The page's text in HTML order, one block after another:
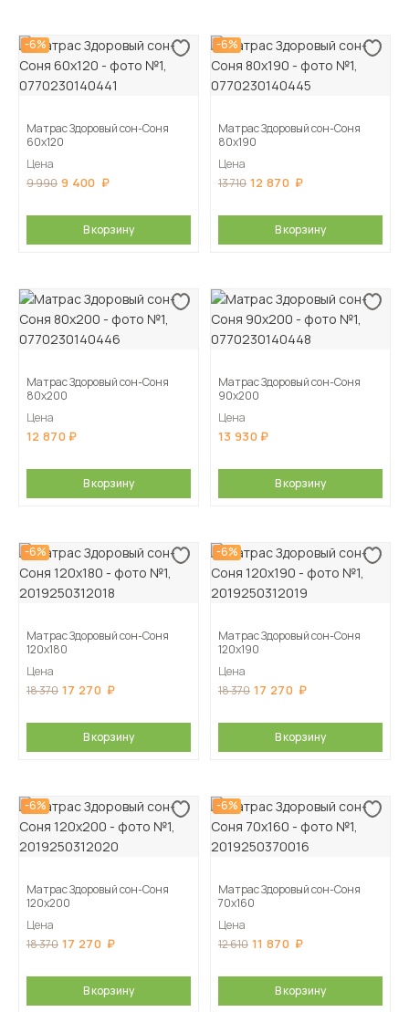
-6%
Матрас Здоровый сон-Соня
60х120
Цена
9 990 9 400
В корзину
-6%
Матрас Здоровый сон-Соня
80х190
Цена
13 710 12 870
В корзину
Матрас Здоровый сон-Соня
80х200
Цена
12 870
В корзину
Матрас Здоровый сон-Соня
90х200
Цена
13 930
В корзину
-6%
Матрас Здоровый сон-Соня
120х180
Цена
18 370 17 270
В корзину
-6%
Матрас Здоровый сон-Соня
120х190
Цена
18 370 17 270
В корзину
-6%
Матрас Здоровый сон-Соня
120х200
Цена
18 370 17 270
В корзину
-6%
Матрас Здоровый сон-Соня
70х160
Цена
12 610 11 870
В корзину